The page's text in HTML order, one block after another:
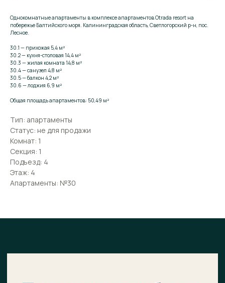
Однокомнатные апартаменты в комплексе апартаментов Otrada resort на
побережье Балтийского моря. Калининградская область, Светлогорский р-н, пос.
Лесное.
30.1 — прихожая 5,4 м²
30.2 — кухня-столовая 14,4 м²
30.3 — жилая комната 14,8 м²
30.4 — санузел 4,8 м²
30.5 — балкон 4,2 м²
30.6 — лоджия 6,9 м²
Общая площадь апартаментов: 50,49 м²
Тип: апартаменты
Статус: не для продажи
Комнат: 1
Секция: 1
Подъезд: 4
Этаж: 4
Апартаменты: №30
ВАШЕ ИМЯ
НОМЕР ТЕЛЕФОНА*
Поможем подобрать
Оставьте заявку и мы расскажем о комплексе
подробнее. Поможем подобрать апартаменты,
условия покупки.